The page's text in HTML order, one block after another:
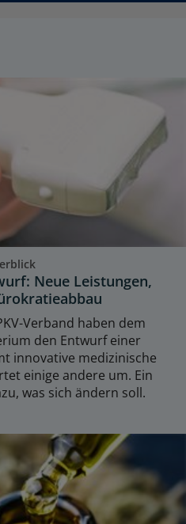
Neue Leistungen,
Verband haben dem
den Entwurf einer
innovative medizinische
einige andere um. Ein
was sich ändern soll.